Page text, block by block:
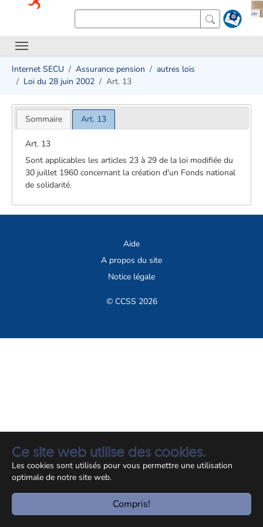
Ce site web utilise des cookies.
Les cookies sont utilisés pour vous permettre une utilisation
optimale de notre site web.
Compris!
Internet SECU Assurance pension
autres lois
Loi du 28 juin 2002
Art. 13
Sommaire Art. 13
Art. 13
Sont applicables les articles 23 à 29 de la loi modifiée du
30 juillet 1960 concernant la création d'un Fonds national
de solidarité.
Aide
A propos du site
Notice légale
© CCSS 2026